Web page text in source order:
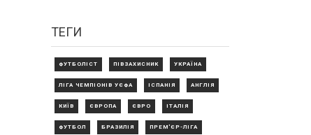
ТЕГИ
ФУТБОЛІСТ ПІВЗАХИСНИК УКРАЇНА
ЛІГА ЧЕМПІОНІВ УЄФА ІСПАНІЯ АНГЛІЯ
КИЇВ ЄВРОПА ЄВРО ІТАЛІЯ
ФУТБОЛ БРАЗИЛІЯ ПРЕМ'ЄР-ЛІГА